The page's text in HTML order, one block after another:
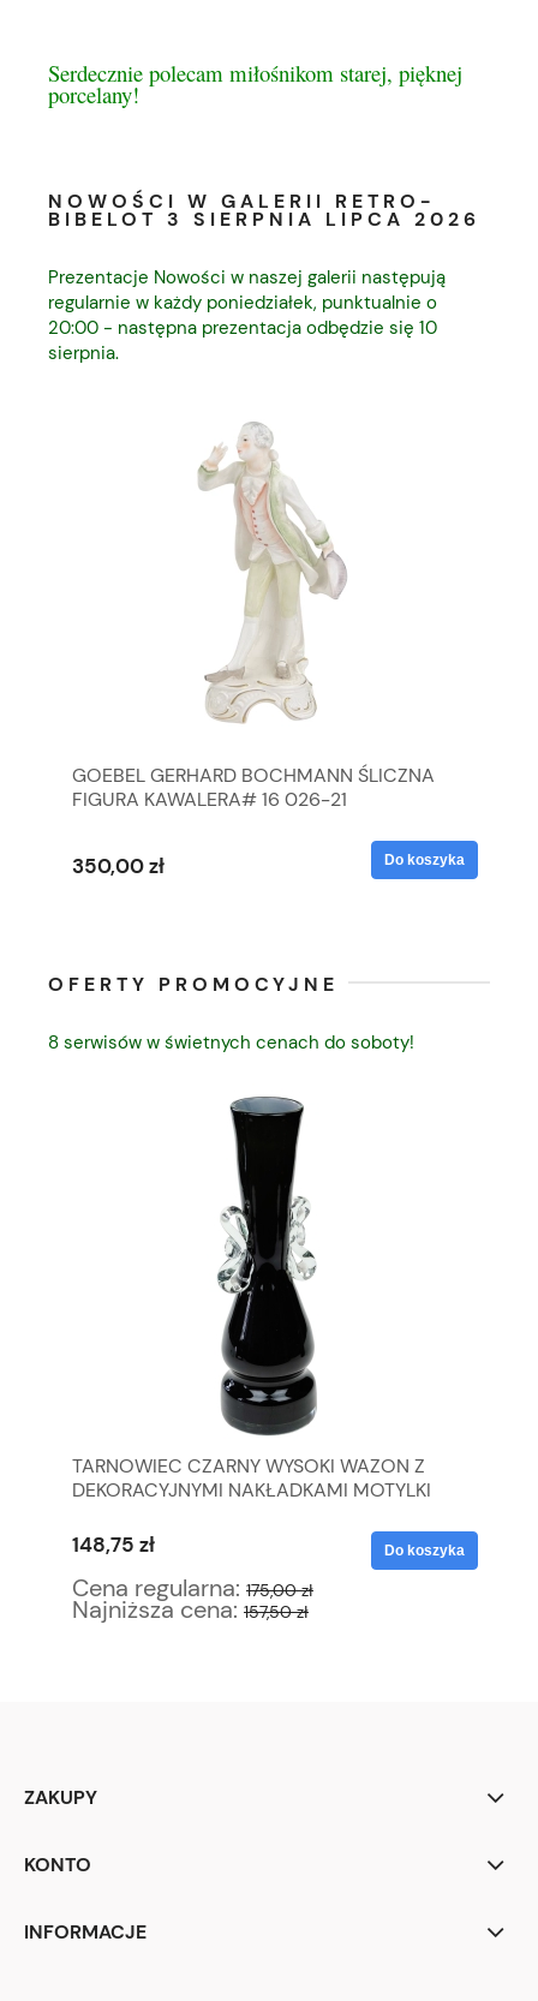
Serdecznie polecam miłośnikom starej, pięknej
porcelany!
NOWOŚCI W GALERII RETRO-
BIBELOT 3 SIERPNIA LIPCA 2026
Prezentacje Nowości w naszej galerii następują
regularnie w każdy poniedziałek, punktualnie o
20:00 - następna prezentacja odbędzie się 10
sierpnia.
GOEBEL GERHARD BOCHMANN ŚLICZNA
FIGURA KAWALERA# 16 026-21
350,00 zł Do koszyka
OFERTY PROMOCYJNE
8 serwisów w świetnych cenach do soboty!
TARNOWIEC CZARNY WYSOKI WAZON Z
DEKORACYJNYMI NAKŁADKAMI MOTYLKI
148,75 zł
Cena regularna: 175,00 zł
Najniższa cena: 157,50 zł
Do koszyka
ZAKUPY
KONTO
INFORMACJE